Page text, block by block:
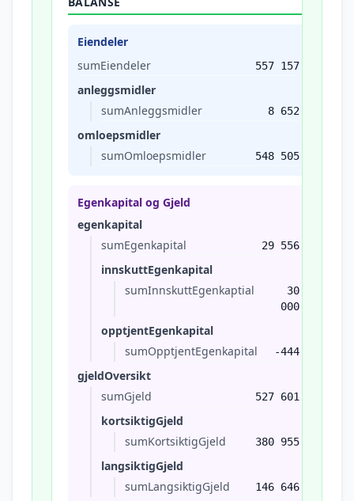
Eiendeler
sumEiendeler
557 157
anleggsmidler
sumAnleggsmidler
8 652
omloepsmidler
sumOmloepsmidler
548 505
Egenkapital og Gjeld
egenkapital
sumEgenkapital
29 556
innskuttEgenkapital
sumInnskuttEgenkaptial
30
000
opptjentEgenkapital
sumOpptjentEgenkapital
-444
gjeldOversikt
sumGjeld
527 601
kortsiktigGjeld
sumKortsiktigGjeld
380 955
langsiktigGjeld
sumLangsiktigGjeld
146 646